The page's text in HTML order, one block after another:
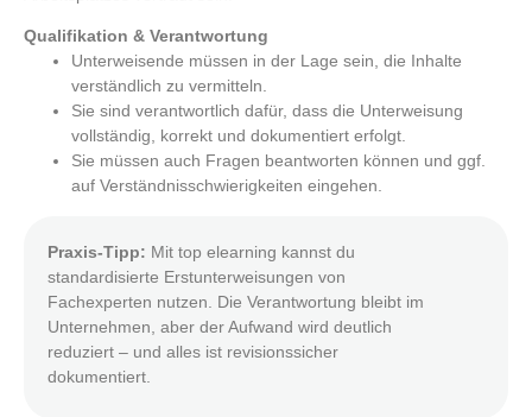
Qualifikation & Verantwortung
Unterweisende müssen in der Lage sein, die Inhalte
verständlich zu vermitteln.
Sie sind verantwortlich dafür, dass die Unterweisung
vollständig, korrekt und dokumentiert erfolgt.
Sie müssen auch Fragen beantworten können und ggf.
auf Verständnisschwierigkeiten eingehen.
Praxis-Tipp: Mit top elearning kannst du
standardisierte Erstunterweisungen von
Fachexperten nutzen. Die Verantwortung bleibt im
Unternehmen, aber der Aufwand wird deutlich
reduziert – und alles ist revisionssicher
dokumentiert.